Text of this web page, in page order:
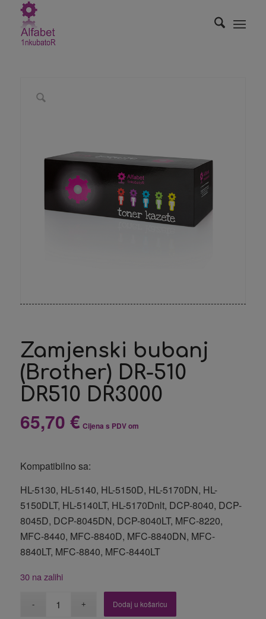
Zamjenski bubanj
(Brother) DR-510
DR510 DR3000
65,70 € Cijena s PDV om
Kompatibilno sa:
HL-5130, HL-5140, HL-5150D, HL-5170DN, HL-
5150DLT, HL-5140LT, HL-5170Dnlt, DCP-8040, DCP-
8045D, DCP-8045DN, DCP-8040LT, MFC-8220,
MFC-8440, MFC-8840D, MFC-8840DN, MFC-
8840LT, MFC-8840, MFC-8440LT
30 na zalihi
Dodaj u košaricu